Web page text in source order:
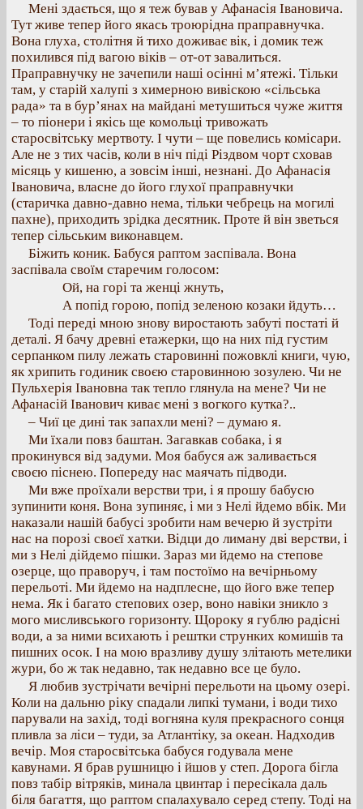
Мені здається, що я теж бував у Афанасія Івановича.
Тут живе тепер його якась троюрідна праправнучка.
Вона глуха, столітня й тихо доживає вік, і домик теж
похилився під вагою віків – от-от завалиться.
Праправнучку не зачепили наші осінні м’ятежі. Тільки
там, у старій халупі з химерною вивіскою «сільська
рада» та в бур’янах на майдані метушиться чуже життя
– то піонери і якісь ще комольці тривожать
старосвітську мертвоту. І чути – ще повелись комісари.
Але не з тих часів, коли в ніч піді Різдвом чорт сховав
місяць у кишеню, а зовсім інші, незнані. До Афанасія
Івановича, власне до його глухої праправнучки
(старичка давно-давно нема, тільки чебрець на могилі
пахне), приходить зрідка десятник. Проте й він зветься
тепер сільським виконавцем.
Біжить коник. Бабуся раптом заспівала. Вона
заспівала своїм старечим голосом:
Ой, на горі та женці жнуть,
А попід горою, попід зеленою козаки йдуть…
Тоді переді мною знову виростають забуті постаті й
деталі. Я бачу древні етажерки, що на них під густим
серпанком пилу лежать старовинні пожовклі книги, чую,
як хрипить годиник своєю старовинною зозулею. Чи не
Пульхерія Івановна так тепло глянула на мене? Чи не
Афанасій Іванович киває мені з вогкого кутка?..
– Чиї це дині так запахли мені? – думаю я.
Ми їхали повз баштан. Загавкав собака, і я
прокинувся від задуми. Моя бабуся аж заливається
своєю піснею. Попереду нас маячать підводи.
Ми вже проїхали верстви три, і я прошу бабусю
зупинити коня. Вона зупиняє, і ми з Нелі йдемо вбік. Ми
наказали нашій бабусі зробити нам вечерю й зустріти
нас на порозі своєї хатки. Відци до лиману дві верстви, і
ми з Нелі дійдемо пішки. Зараз ми йдемо на степове
озерце, що праворуч, і там постоїмо на вечірньому
перельоті. Ми йдемо на надплесне, що його вже тепер
нема. Як і багато степових озер, воно навіки зникло з
мого мисливського горизонту. Щороку я гублю радісні
води, а за ними всихають і рештки струнких комишів та
пишних осок. І на мою вразливу душу злітають метелики
жури, бо ж так недавно, так недавно все це було.
Я любив зустрічати вечірні перельоти на цьому озері.
Коли на дальню ріку спадали липкі тумани, і води тихо
парували на захід, тоді вогняна куля прекрасного сонця
пливла за ліси – туди, за Атлантіку, за океан. Надходив
вечір. Моя старосвітська бабуся годувала мене
кавунами. Я брав рушницю і йшов у степ. Дорога бігла
повз табір вітряків, минала цвинтар і пересікала даль
біля багаття, що раптом спалахувало серед степу. Тоді на